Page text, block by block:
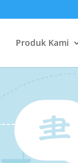
Produk Kami